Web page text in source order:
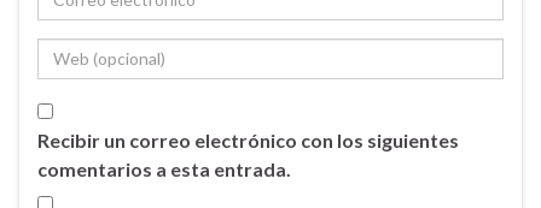
Recibir un correo electrónico con los siguientes
comentarios a esta entrada.